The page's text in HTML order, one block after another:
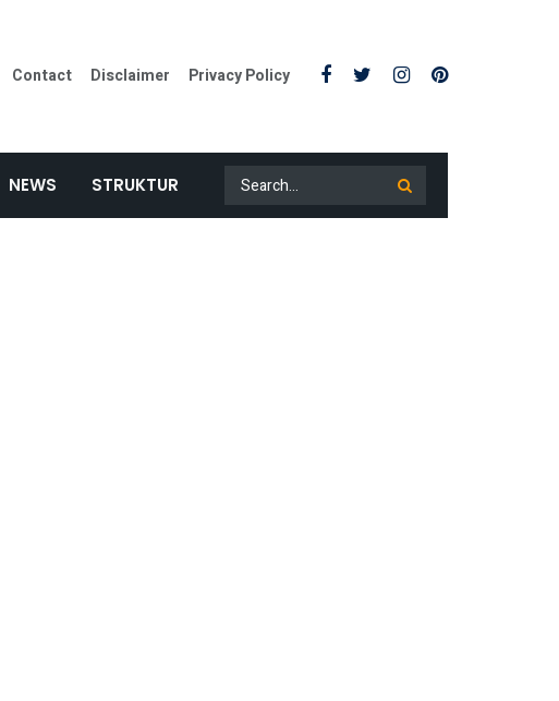
Contact Disclaimer Privacy Policy
NEWS STRUKTUR